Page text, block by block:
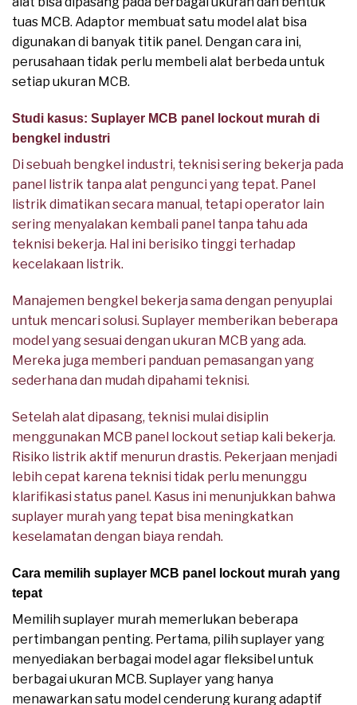
tuas MCB. Adaptor membuat satu model alat bisa
digunakan di banyak titik panel. Dengan cara ini,
perusahaan tidak perlu membeli alat berbeda untuk
setiap ukuran MCB.
Studi kasus: Suplayer MCB panel lockout murah di
bengkel industri
Di sebuah bengkel industri, teknisi sering bekerja pada
panel listrik tanpa alat pengunci yang tepat. Panel
listrik dimatikan secara manual, tetapi operator lain
sering menyalakan kembali panel tanpa tahu ada
teknisi bekerja. Hal ini berisiko tinggi terhadap
kecelakaan listrik.
Manajemen bengkel bekerja sama dengan penyuplai
untuk mencari solusi. Suplayer memberikan beberapa
model yang sesuai dengan ukuran MCB yang ada.
Mereka juga memberi panduan pemasangan yang
sederhana dan mudah dipahami teknisi.
Setelah alat dipasang, teknisi mulai disiplin
menggunakan MCB panel lockout setiap kali bekerja.
Risiko listrik aktif menurun drastis. Pekerjaan menjadi
lebih cepat karena teknisi tidak perlu menunggu
klarifikasi status panel. Kasus ini menunjukkan bahwa
suplayer murah yang tepat bisa meningkatkan
keselamatan dengan biaya rendah.
Cara memilih suplayer MCB panel lockout murah yang
tepat
Memilih suplayer murah memerlukan beberapa
pertimbangan penting. Pertama, pilih suplayer yang
menyediakan berbagai model agar fleksibel untuk
berbagai ukuran MCB. Suplayer yang hanya
menawarkan satu model cenderung kurang adaptif